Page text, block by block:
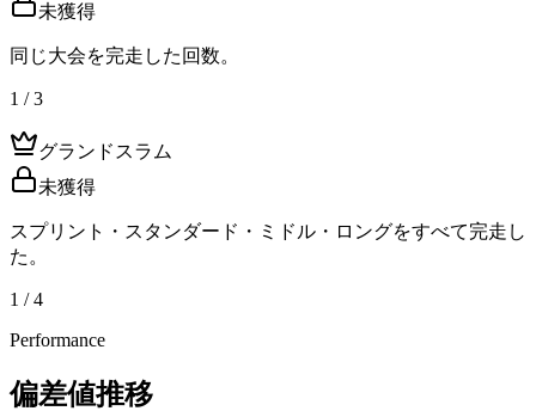
未獲得
同じ大会を完走した回数。
1 / 3
グランドスラム
未獲得
スプリント・スタンダード・ミドル・ロングをすべて完走し
た。
1 / 4
Performance
偏差値推移